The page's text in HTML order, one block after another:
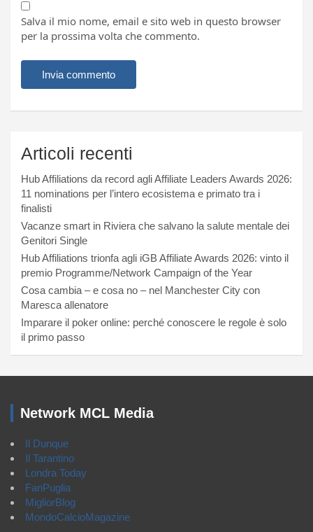
Salva il mio nome, email e sito web in questo browser
per la prossima volta che commento.
Articoli recenti
Hub Affiliations da record agli Affiliate Leaders Awards 2026:
11 nominations per l’intero ecosistema e primato tra i
finalisti
Vacanze smart in Riviera che salvano la salute mentale dei
Genitori Single
Hub Affiliations trionfa agli iGB Affiliate Awards 2026: vinto il
premio Programme/Network Campaign of the Year
Cosa cambia – e cosa no – nel Manchester City con
Maresca allenatore
Imparare il poker online: perché conoscere le regole è solo
il primo passo
Network MCL Media
Il Dunque
Il Tarantino
Londra Today
FanPuglia
MigliorBlog
MondoCalcioMagazine